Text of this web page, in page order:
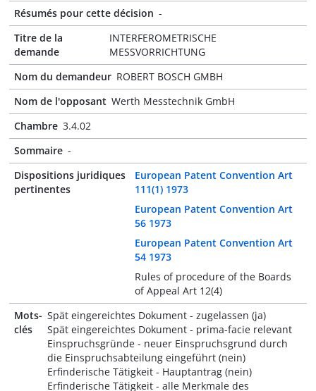
Résumés pour cette décision -
Titre de la
demande
INTERFEROMETRISCHE
MESSVORRICHTUNG
Nom du demandeur ROBERT BOSCH GMBH
Nom de l'opposant Werth Messtechnik GmbH
Chambre 3.4.02
Sommaire -
Dispositions juridiques
pertinentes
European Patent Convention Art
111(1) 1973
European Patent Convention Art
56 1973
European Patent Convention Art
54 1973
Rules of procedure of the Boards
of Appeal Art 12(4)
Mots-
clés
Spät eingereichtes Dokument - zugelassen (ja)
Spät eingereichtes Dokument - prima-facie relevant
Einspruchsgründe - neuer Einspruchsgrund durch
die Einspruchsabteilung eingeführt (nein)
Erfinderische Tätigkeit - Hauptantrag (nein)
Erfinderische Tätigkeit - alle Merkmale des